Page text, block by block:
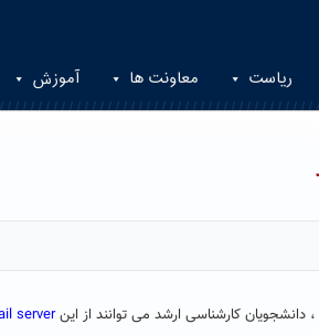
ریاست معاونت ها آموزش
، دانشجویان کارشناسی ارشد می توانند از اینserver